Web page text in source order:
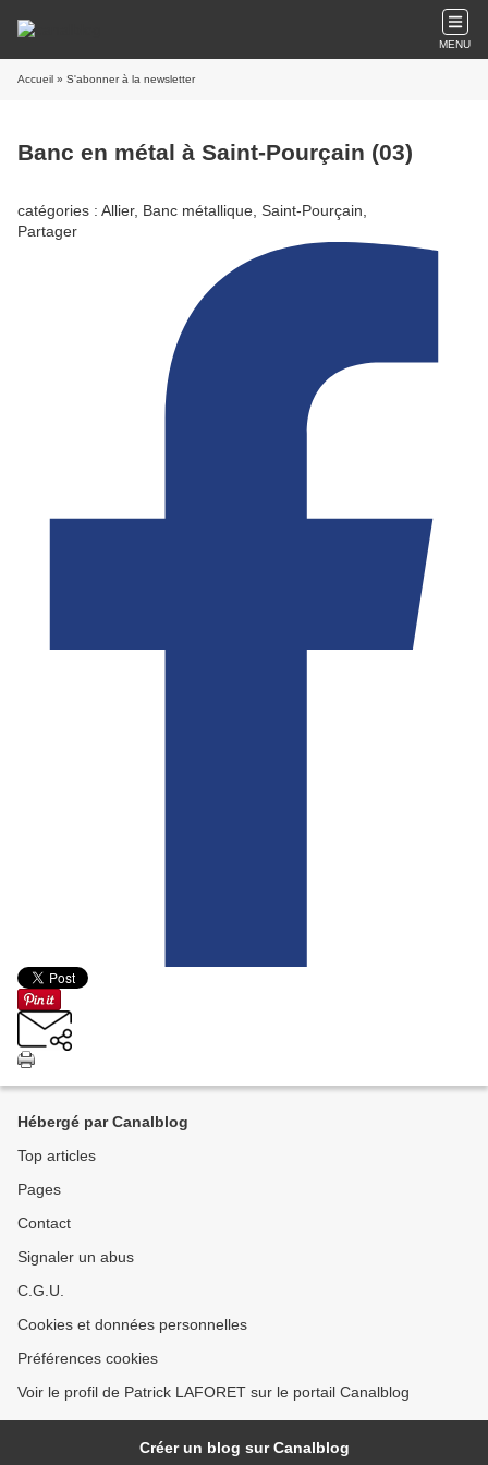
MENU
Accueil » S'abonner à la newsletter
Banc en métal à Saint-Pourçain (03)
catégories : Allier, Banc métallique, Saint-Pourçain,
Partager
Hébergé par Canalblog
Top articles
Pages
Contact
Signaler un abus
C.G.U.
Cookies et données personnelles
Préférences cookies
Voir le profil de Patrick LAFORET sur le portail Canalblog
Créer un blog sur Canalblog